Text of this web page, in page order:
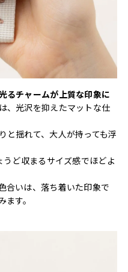
るチャームが上質な印象に
、光沢を抑えたマットな仕
と揺れて、大人が持っても浮
ど収まるサイズ感でほどよ
合いは、落ち着いた印象で
す。